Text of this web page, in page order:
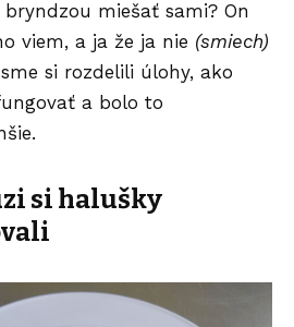
bryndzou miešať sami? On
viem, a ja že ja nie (smiech)
si rozdelili úlohy, ako
a bolo to
si halušky